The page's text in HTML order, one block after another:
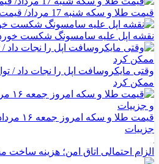
قیمت طلا و سکه شنبه 17 مرداد/ قیمت‌ها افزایشی
نقشه اپل علیه سامسونگ شکست
وقتی مایکروسافت اپل را نجات داد /
ممکن کرد
قیمت
جزییات
الزام احتمالی اتاق امن؛ هزینه